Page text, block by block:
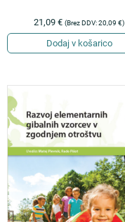
21,09€ (Brez DDV:20,09€)
Dodaj v košarico